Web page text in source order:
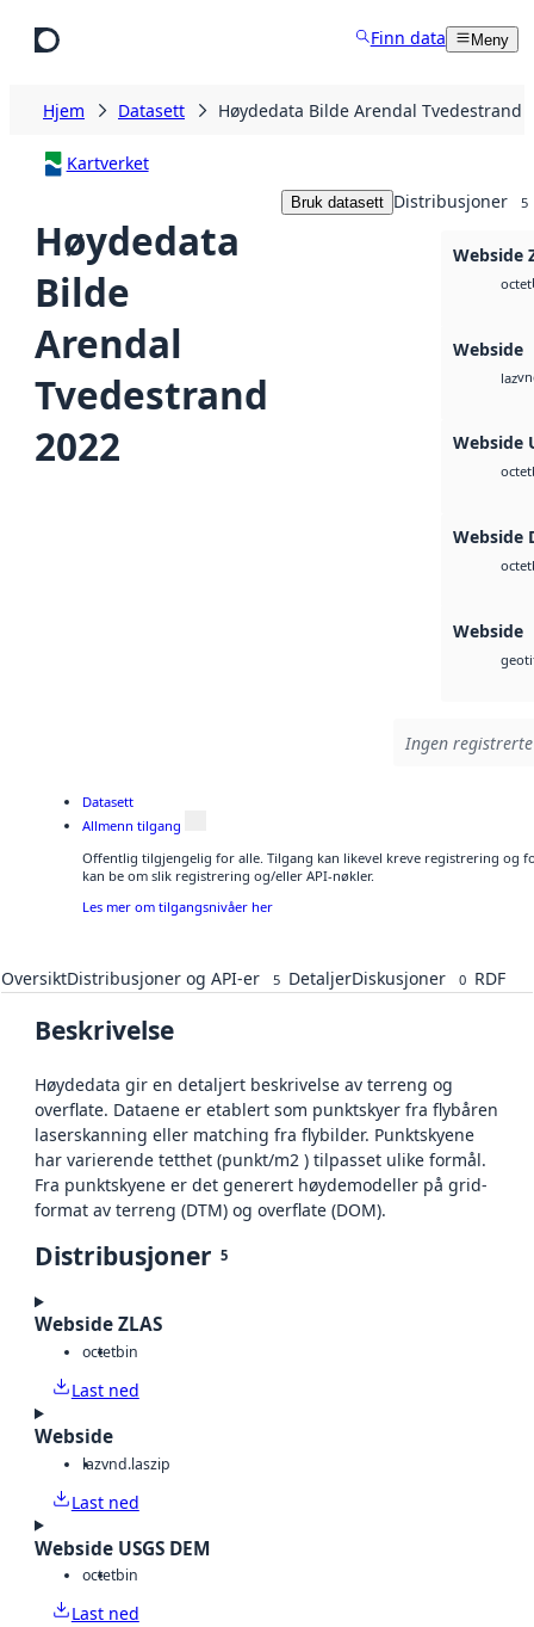
Finn data Meny
Hjem Datasett Høydedata Bilde Arendal Tvedestrand
Kartverket
Høydedata
Bilde
Arendal
Tvedestrand
2022
Bruk datasett Distribusjoner 5
Webside
octet
Webside
laz
Webside
octet
Webside
octet
Webside
Ingen
Datasett
Allmenn tilgang
Offentlig tilgjengelig for alle. Tilgang kan likevel kreve registrering og
kan be om slik registrering og/eller API-nøkler.
Les mer om tilgangsnivåer her
OversiktDistribusjoner og API-er 5 DetaljerDiskusjoner 0 RDF
Beskrivelse
Høydedata gir en detaljert beskrivelse av terreng og
overflate. Dataene er etablert som punktskyer fra flybåren
laserskanning eller matching fra flybilder. Punktskyene
har varierende tetthet (punkt/m2 ) tilpasset ulike formål.
Fra punktskyene er det generert høydemodeller på grid-
format av terreng (DTM) og overflate (DOM).
Distribusjoner 5
Webside ZLAS
octetbin
Last ned
Webside
lazvnd.laszip
Last ned
Webside USGS DEM
octetbin
Last ned